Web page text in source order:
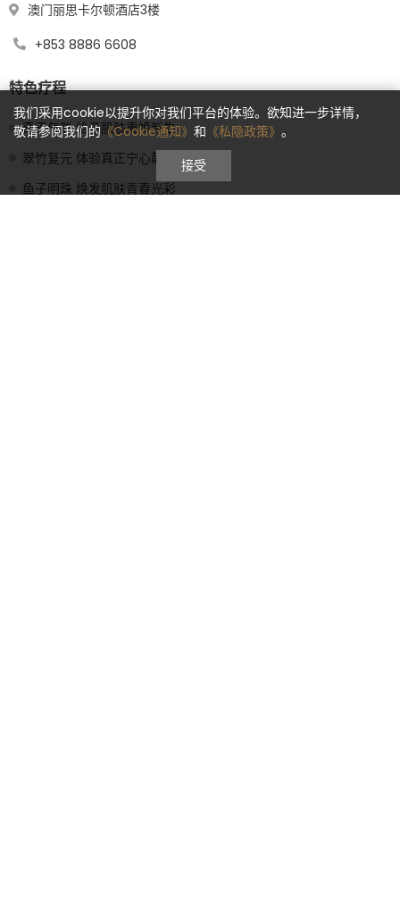
澳门丽思卡尔顿酒店3楼
+853 8886 6608
特色疗程
奇玉气韵 给予肌肤重焕新生
翠竹复元 体验真正宁心静神
鱼子明珠 焕发肌肤青春光彩
我们采用cookie以提升你对我们平台的体验。欲知进一步详情，
敬请参阅我们的《Cookie通知》 和 《私隐政策》 。
接受